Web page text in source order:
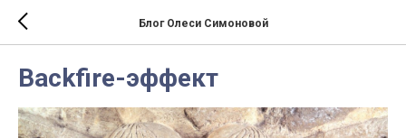
Блог Олеси Симоновой
Backfire-эффект